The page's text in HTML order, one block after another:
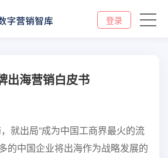
登录
出海营销白皮书
就出局”成为中国工商界最火的流
的中国企业将出海作为战略发展的